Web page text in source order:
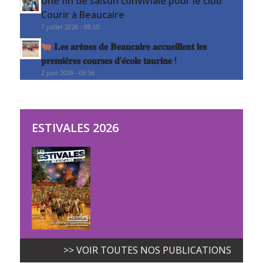
Courir à Beaucaire
7 juillet 2026 - 08:50
𝐋𝐞𝐬 𝐚𝐫𝐞̀𝐧𝐞𝐬 𝐝𝐞 𝐁𝐞𝐚𝐮𝐜𝐚𝐢𝐫𝐞 𝐚𝐜𝐜𝐮𝐞𝐢𝐥𝐥𝐞𝐧𝐭 𝐥𝐞𝐬
𝐩𝐫𝐞𝐦𝐢𝐞̀𝐫𝐞𝐬 𝐜𝐨𝐮𝐫𝐬𝐞𝐬 𝐝’𝐞́𝐜𝐨𝐥𝐞 𝐭𝐚𝐮𝐫𝐢𝐧𝐞 !
2 juin 2026 - 09:56
ESTIVALES 2026
>> VOIR TOUTES NOS PUBLICATIONS